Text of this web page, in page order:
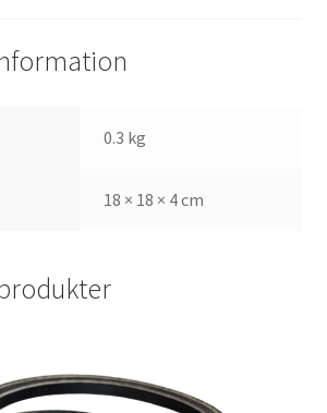
0.3 kg
18 × 18 × 4 cm